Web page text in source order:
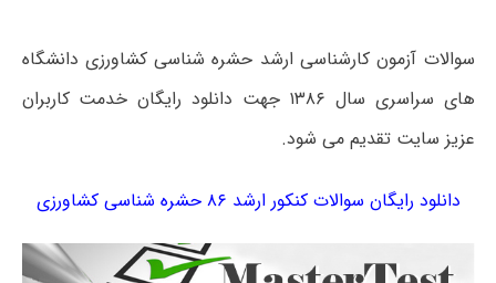
سوالات آزمون کارشناسی ارشد حشره‌ شناسی کشاورزی دانشگاه
های سراسری سال ۱۳۸۶ جهت دانلود رایگان خدمت کاربران
عزیز سایت تقدیم می شود.
دانلود رایگان سوالات کنکور ارشد ۸۶ حشره‌ شناسی کشاورزی